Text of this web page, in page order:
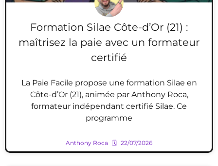
Formation Silae Côte-d’Or (21) :
maîtrisez la paie avec un formateur
certifié
La Paie Facile propose une formation Silae en
Côte-d’Or (21), animée par Anthony Roca,
formateur indépendant certifié Silae. Ce
programme
Anthony Roca 22/07/2026